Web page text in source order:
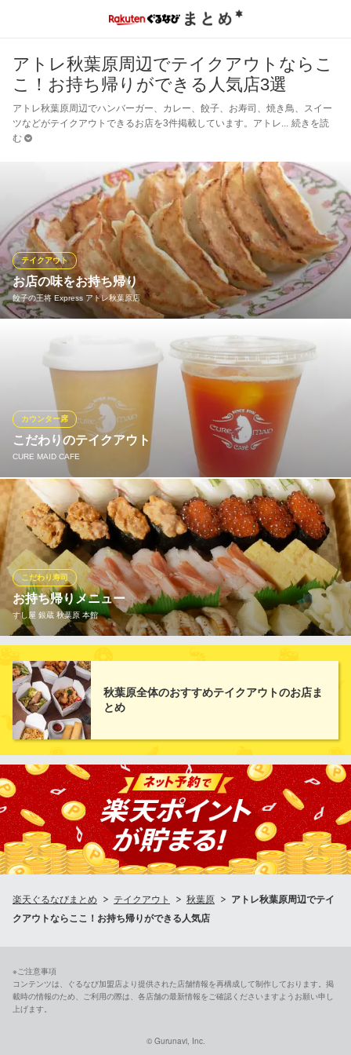
アトレ秋葉原周辺でテイクアウトならこ
こ！お持ち帰りができる人気店3選
アトレ秋葉原周辺でハンバーガー、カレー、餃子、お寿司、焼き鳥、スイー
ツなどがテイクアウトできるお店を3件掲載しています。アトレ
続きを読
む
お店の味をお持ち帰り
餃子の王将 Express アトレ秋葉原店
テイクアウト
餃子の王将メニューがお持ち帰り出来ます。 ※店舗によりメニュ
ーが異なりますので、詳しくは店舗へお問い合わせ下さい。
餃子の王将 Express アトレ秋葉原店
中華レストラン
ＪＲ秋葉原駅 徒歩1分
東京都千代田区外神田1-17-6 アトレ秋葉原1 1F
こだわりのテイクアウト
CURE MAID CAFE
カウンター席
こだわりの紅茶をテイクアウトでもお楽しみください！
CURE MAID CAFE
カフェ・喫茶店
ＪＲ秋葉原駅 徒歩3分
東京都千代田区外神田1-2-7 オノデン本店4F
お持ち帰りメニュー
すし屋 銀蔵 秋葉原 本館
こだわり寿司
内容は、メニューページのお持ち帰りメニューをご覧ください◎
ご予約も承ります！
すし屋 銀蔵 秋葉原 本館
居酒屋・寿司
東京都千代田区神田佐久間町1-8-6
秋葉原全体のおすすめテイクアウトのお店ま
とめ
楽天ぐるなびまとめ テイクアウト 秋葉原
アトレ秋葉原周辺でテイ
クアウトならここ！お持ち帰りができる人気店
※ご注意事項
コンテンツは、ぐるなび加盟店より提供された店舗情報を再構成して制作しております。掲
載時の情報のため、ご利用の際は、各店舗の最新情報をご確認くださいますようお願い申し
上げます。
© Gurunavi, Inc.